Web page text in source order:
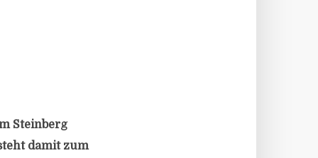
Steinberg
damit zum